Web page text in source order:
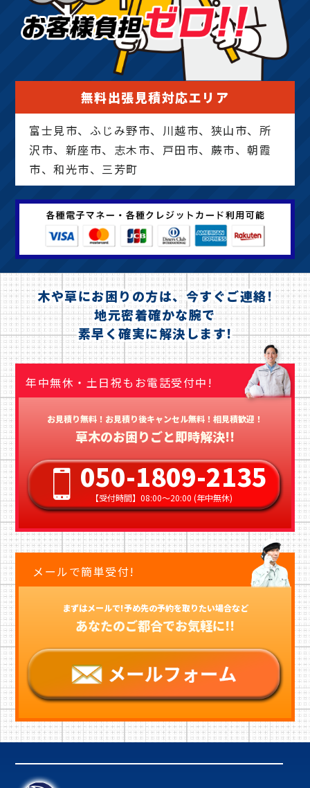
無料出張見積対応エリア
富士見市、ふじみ野市、川越市、狭山市、所
沢市、新座市、志木市、戸田市、蕨市、朝霞
市、和光市、三芳町
木や草にお困りの方は、今すぐご連絡!
地元密着確かな腕で
素早く確実に解決します!
年中無休・土日祝もお電話受付中!
お見積り無料！お見積り後キャンセル無料！相見積歓迎！
草木のお困りごと即時解決!!
050-1809-2135
【受付時間】08:00〜20:00 (年中無休)
メールで簡単受付!
まずはメールで!予め先の予約を取りたい場合など
あなたのご都合でお気軽に!!